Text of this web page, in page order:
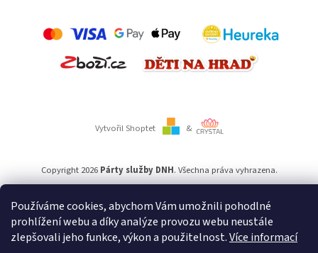
Používáme cookies, abychom Vám umožnili pohodlné
prohlížení webu a díky analýze provozu webu neustále
zlepšovali jeho funkce, výkon a použitelnost.Více informací
Vytvořil Shoptet &
Copyright 2026 Párty služby DNH. Všechna práva vyhrazena.
Používámeověření věku Adulto